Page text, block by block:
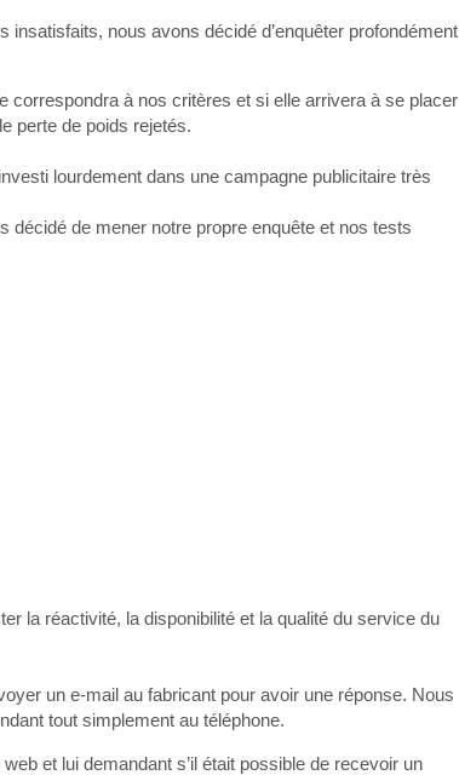
nous avons décidé d’enquêter profondément
à nos critères et si elle arrivera à se placer
perte de poids rejetés.
lourdement dans une campagne publicitaire très
décidé de mener notre propre enquête et nos tests
la réactivité, la disponibilité et la qualité du service du
un e-mail au fabricant pour avoir une réponse. Nous
tout simplement au téléphone.
et lui demandant s’il était possible de recevoir un